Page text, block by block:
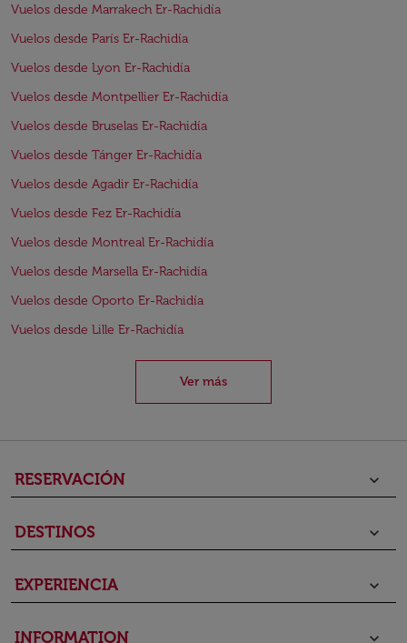
Vuelos desde Marrakech Er-Rachidía
Vuelos desde París Er-Rachidía
Vuelos desde Lyon Er-Rachidía
Vuelos desde Montpellier Er-Rachidía
Vuelos desde Bruselas Er-Rachidía
Vuelos desde Tánger Er-Rachidía
Vuelos desde Agadir Er-Rachidía
Vuelos desde Fez Er-Rachidía
Vuelos desde Montreal Er-Rachidía
Vuelos desde Marsella Er-Rachidía
Vuelos desde Oporto Er-Rachidía
Vuelos desde Lille Er-Rachidía
Ver más
RESERVACIÓN keyboard_arrow_down
DESTINOS keyboard_arrow_down
EXPERIENCIA keyboard_arrow_down
INFORMATION keyboard_arrow_down